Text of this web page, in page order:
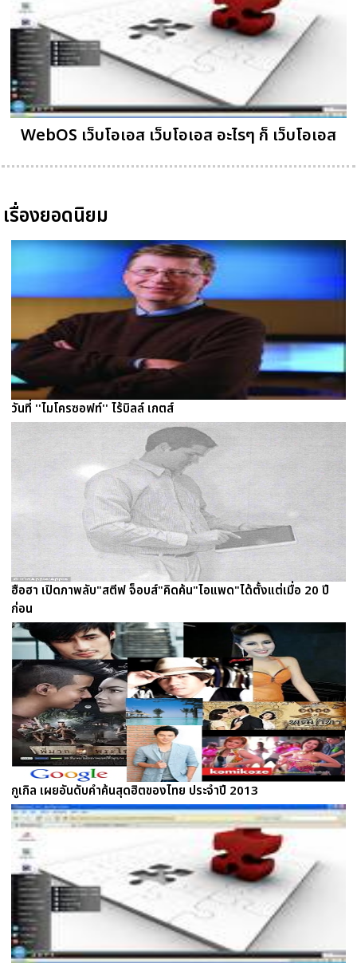
WebOS เว็บโอเอส เว็บโอเอส อะไรๆ ก็ เว็บโอเอส
เรื่องยอดนิยม
วันที่ ''ไมโครซอฟท์'' ไร้บิลล์ เกตส์
ฮือฮา เปิดภาพลับ"สตีฟ จ็อบส์"คิดค้น"ไอแพด"ได้ตั้งแต่เมื่อ 20 ปี
ก่อน
กูเกิล เผยอันดับคำค้นสุดฮิตของไทย ประจำปี 2013